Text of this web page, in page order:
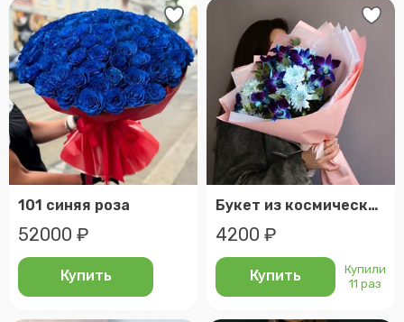
101 синяя роза
52000 ₽
Купить
Букет из космических орхидей с ветками хризантем
4200 ₽
Купить
Купили
11 раз